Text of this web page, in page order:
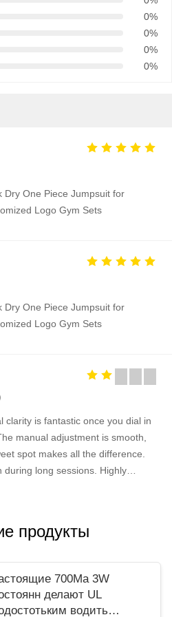
0%
0%
0%
0%
Dry One Piece Jumpsuit for
Logo Gym Sets
Dry One Piece Jumpsuit for
Logo Gym Sets
clarity is fantastic once you dial in
manual adjustment is smooth,
spot makes all the difference.
during long sessions. Highly
makes all the difference. No
is fantastic once you dial in the
adjustment is smooth, and
продукты
700Ma 3W
делают UL
водить